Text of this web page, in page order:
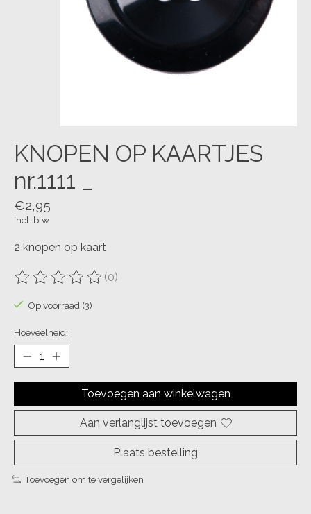
KNOPEN OP KAARTJES
nr.1111 _
€2,95
Incl. btw
2 knopen op kaart
De beoordeling van dit product is
(0)
Op voorraad (3)
Hoeveelheid:
Toevoegen aan winkelwagen
Aan verlanglijst toevoegen
Plaats bestelling
Toevoegen om te vergelijken